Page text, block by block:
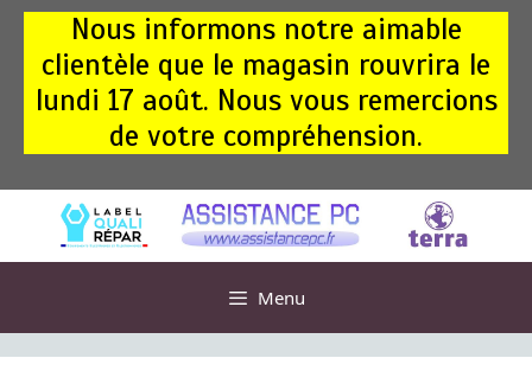
Aller
contenu
Nous informons notre aimable
clientèle que le magasin rouvrira le
lundi 17 août. Nous vous remercions
de votre compréhension.
Menu